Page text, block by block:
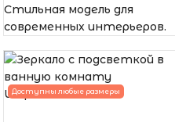
Стильная модель для
современных интерьеров.
Доступны любые размеры